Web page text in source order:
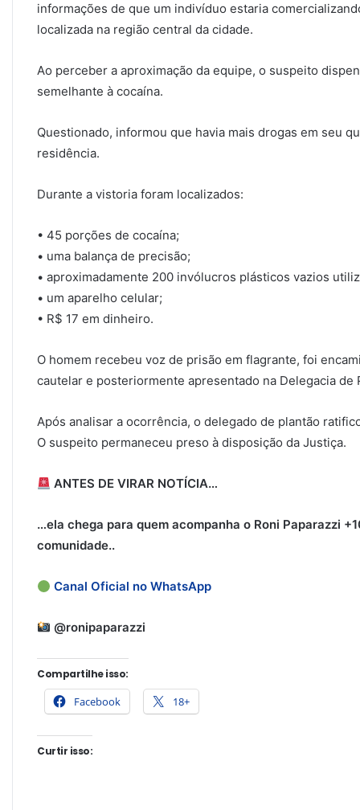
informações de que um indivíduo estaria
localizada na região central da cidade.
Ao perceber a aproximação da equipe, o suspeito
semelhante à cocaína.
Questionado, informou que havia mais drogas em seu
residência.
Durante a vistoria foram localizados:
• 45 porções de cocaína;
• uma balança de precisão;
• aproximadamente 200 invólucros plásticos vazios
• um aparelho celular;
• R$ 17 em dinheiro.
O homem recebeu voz de prisão em flagrante, foi
cautelar e posteriormente apresentado na Delegacia de
Após analisar a ocorrência, o delegado de plantão
O suspeito permaneceu preso à disposição da Justiça.
ANTES DE VIRAR NOTÍCIA…
…ela chega para quem acompanha o Roni Paparazzi
comunidade..
Canal Oficial no WhatsApp
@ronipaparazzi
Compartilhe isso:
Facebook 18+
Curtir isso: